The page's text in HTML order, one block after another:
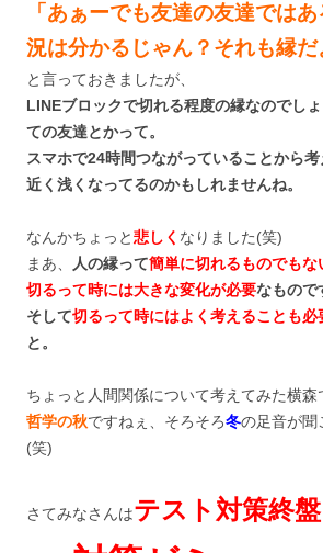
「あぁーでも友達の友達では
況は分かるじゃん？それも縁だ
と言っておきましたが、
LINEブロックで切れる程度の縁なのでし
ての友達とかって。
スマホで24時間つながっていることから
近く浅くなってるのかもしれませんね。
なんかちょっと悲しく なりました(笑)
まあ、
人の縁って簡単に切れるものでもな
切るって時には大きな変化が必要なもので
そして切るって時にはよく考えることも必
と。
ちょっと人間関係について考えてみた横森
哲学の秋ですねぇ、そろそろ冬の足音が聞
(笑)
さてみなさんはテスト対策終盤